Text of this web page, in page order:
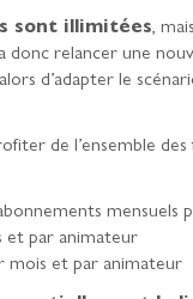
sont illimitées, mais
donc relancer une
d’adapter le
de l’ensemble
mensuels
et par animateur
mois et par animateur